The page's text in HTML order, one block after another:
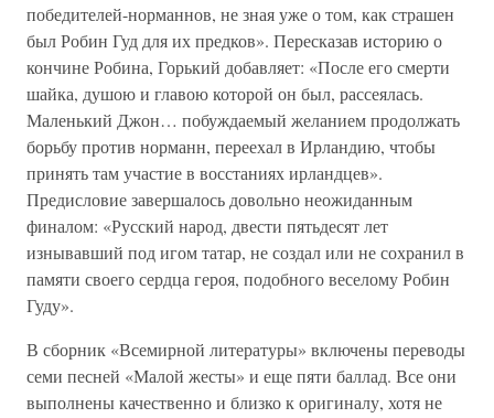
победителей-норманнов, не зная уже о том, как страшен
был Робин Гуд для их предков». Пересказав историю о
кончине Робина, Горький добавляет: «После его смерти
шайка, душою и главою которой он был, рассеялась.
Маленький Джон… побуждаемый желанием продолжать
борьбу против норманн, переехал в Ирландию, чтобы
принять там участие в восстаниях ирландцев».
Предисловие завершалось довольно неожиданным
финалом: «Русский народ, двести пятьдесят лет
изнывавший под игом татар, не создал или не сохранил в
памяти своего сердца героя, подобного веселому Робин
Гуду».
В сборник «Всемирной литературы» включены переводы
семи песней «Малой жесты» и еще пяти баллад. Все они
выполнены качественно и близко к оригиналу, хотя не